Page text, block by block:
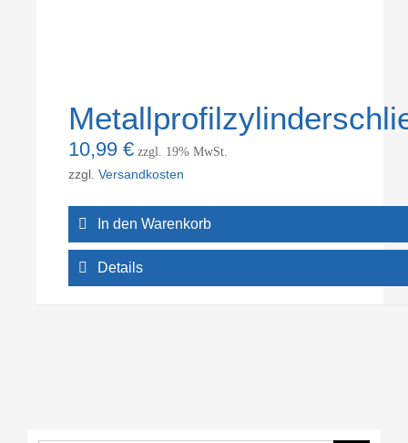
10,99 € zzgl. 19% MwSt.
zzgl. Versandkosten
In den Warenkorb
Details